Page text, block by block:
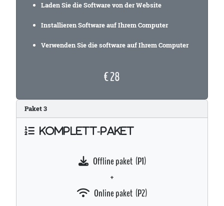
Laden Sie die Software von der Website
Installieren Software auf Ihrem Computer
Verwenden Sie die software auf Ihrem Computer
€ 28
Paket3
KOMPLETT-PAKET
Offline paket (P1)
+
Online paket (P2)